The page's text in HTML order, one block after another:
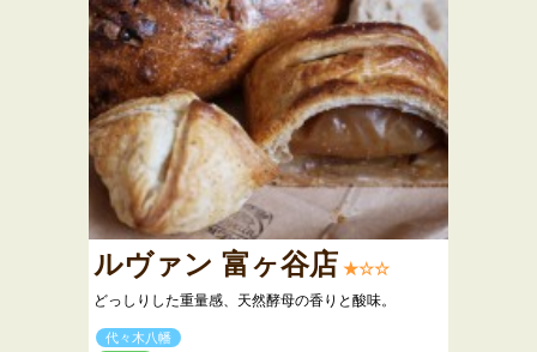
ルヴァン 富ヶ谷店 ★☆☆
どっしりした重量感、天然酵母の香りと酸味。
代々木八幡